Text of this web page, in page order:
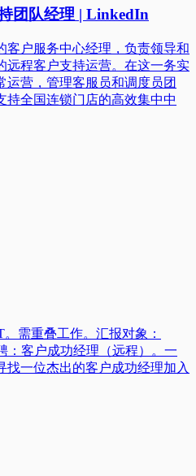
团队经理 | LinkedIn
客户服务中心经理，负责领导和
远程客户支持运营。在这一务实
运营，管理客服员和调度员团
持全国连锁门店的高效集中中
。需重叠工作。汇报对象：
：客户成功经理（远程）。一
找一位杰出的客户成功经理加入